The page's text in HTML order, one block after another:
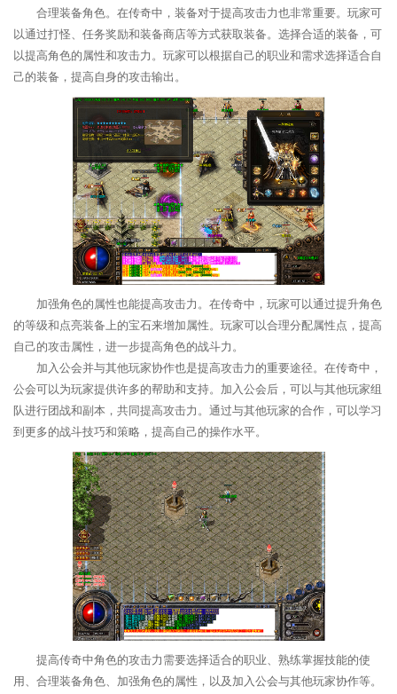
合理装备角色。在传奇中，装备对于提高攻击力也非常重要。玩家可
以通过打怪、任务奖励和装备商店等方式获取装备。选择合适的装备，可
以提高角色的属性和攻击力。玩家可以根据自己的职业和需求选择适合自
己的装备，提高自身的攻击输出。
加强角色的属性也能提高攻击力。在传奇中，玩家可以通过提升角色
的等级和点亮装备上的宝石来增加属性。玩家可以合理分配属性点，提高
自己的攻击属性，进一步提高角色的战斗力。
加入公会并与其他玩家协作也是提高攻击力的重要途径。在传奇中，
公会可以为玩家提供许多的帮助和支持。加入公会后，可以与其他玩家组
队进行团战和副本，共同提高攻击力。通过与其他玩家的合作，可以学习
到更多的战斗技巧和策略，提高自己的操作水平。
提高传奇中角色的攻击力需要选择适合的职业、熟练掌握技能的使
用、合理装备角色、加强角色的属性，以及加入公会与其他玩家协作等。